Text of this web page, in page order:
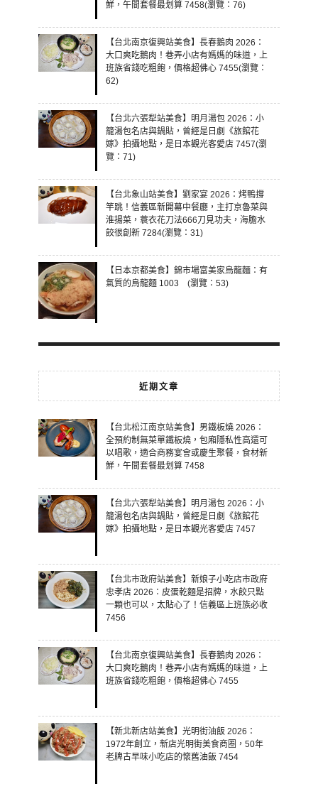
鮮，午間套餐最划算 7458(瀏覽：76)
【台北南京復興站美食】長春鵝肉 2026：
大口爽吃鵝肉！巷弄小店有媽媽的味道，上
班族省錢吃粗飽，價格超佛心 7455(瀏覽：
62)
【台北六張犁站美食】明月湯包 2026：小
籠湯包名店與鍋貼，曾經是日劇《旅館花
嫁》拍攝地點，是日本觀光客愛店 7457(瀏
覽：71)
【台北象山站美食】劉家宴 2026：烤鴨撐
竿跳！信義區新開幕中餐廳，主打京魯菜與
淮揚菜，蓑衣花刀法666刀見功夫，海膽水
餃很創新 7284(瀏覽：31)
【日本京都美食】錦市場富美家烏龍麵：有
氣質的烏龍麵 1003 (瀏覽：53)
近期文章
【台北松江南京站美食】男鐵板燒 2026：
全預約制無菜單鐵板燒，包廂隱私性高還可
以唱歌，適合商務宴會或慶生聚餐，食材新
鮮，午間套餐最划算 7458
【台北六張犁站美食】明月湯包 2026：小
籠湯包名店與鍋貼，曾經是日劇《旅館花
嫁》拍攝地點，是日本觀光客愛店 7457
【台北市政府站美食】新娘子小吃店市政府
忠孝店 2026：皮蛋乾麵是招牌，水餃只點
一顆也可以，太貼心了！信義區上班族必收
7456
【台北南京復興站美食】長春鵝肉 2026：
大口爽吃鵝肉！巷弄小店有媽媽的味道，上
班族省錢吃粗飽，價格超佛心 7455
【新北新店站美食】光明街油飯 2026：
1972年創立，新店光明街美食商圈，50年
老牌古早味小吃店的懷舊油飯 7454